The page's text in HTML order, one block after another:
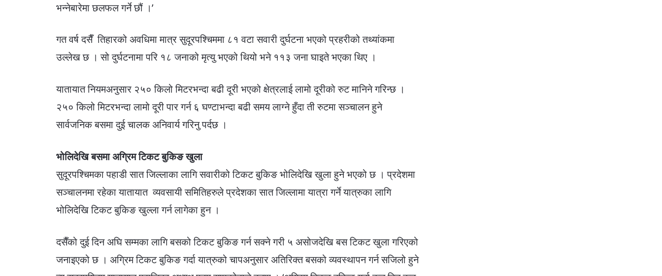
भन्नेबारेमा छलफल गर्ने छौं ।’
गत वर्ष दसैँ तिहारको अवधिमा मात्र सुदूरपश्चिममा ८१ वटा सवारी दुर्घटना भएको प्रहरीको तथ्यांकमा
उल्लेख छ । सो दुर्घटनामा परि १८ जनाको मृत्यु भएको थियो भने ११३ जना घाइते भएका थिए ।
यातायात नियमअनुसार २५० किलो मिटरभन्दा बढी दूरी भएको क्षेत्रलाई लामो दूरीको रुट मानिने गरिन्छ ।
२५० किलो मिटरभन्दा लामो दूरी पार गर्न ६ घण्टाभन्दा बढी समय लाग्ने हुँदा ती रुटमा सञ्चालन हुने
सार्वजनिक बसमा दुई चालक अनिवार्य गरिनु पर्दछ ।
भोलिदेखि बसमा अग्रिम टिकट बुकिङ खुला
सुदूरपश्चिमका पहाडी सात जिल्लाका लागि सवारीको टिकट बुकिङ भोलिदेखि खुला हुने भएको छ । प्रदेशमा
सञ्चालनमा रहेका यातायात व्यवसायी समितिहरुले प्रदेशका सात जिल्लामा यात्रा गर्ने यात्रुका लागि
भोलिदेखि टिकट बुकिङ खुल्ला गर्न लागेका हुन ।
दसैँको दुई दिन अघि सम्मका लागि बसको टिकट बुकिङ गर्न सक्ने गरी ५ असोजदेखि बस टिकट खुला गरिएको
जनाइएको छ । अग्रिम टिकट बुकिङ गर्दा यात्रुको चापअनुसार अतिरिक्त बसको व्यवस्थापन गर्न सजिलो हुने